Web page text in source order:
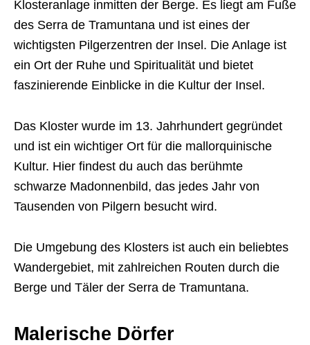
Klosteranlage inmitten der Berge. Es liegt am Fuße
des Serra de Tramuntana und ist eines der
wichtigsten Pilgerzentren der Insel. Die Anlage ist
ein Ort der Ruhe und Spiritualität und bietet
faszinierende Einblicke in die Kultur der Insel.
Das Kloster wurde im 13. Jahrhundert gegründet
und ist ein wichtiger Ort für die mallorquinische
Kultur. Hier findest du auch das berühmte
schwarze Madonnenbild, das jedes Jahr von
Tausenden von Pilgern besucht wird.
Die Umgebung des Klosters ist auch ein beliebtes
Wandergebiet, mit zahlreichen Routen durch die
Berge und Täler der Serra de Tramuntana.
Malerische Dörfer